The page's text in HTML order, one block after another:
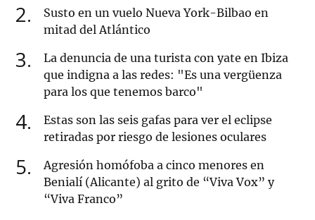
2
Susto en un vuelo Nueva York-Bilbao en
mitad del Atlántico
3
La denuncia de una turista con yate en Ibiza
que indigna a las redes: "Es una vergüenza
para los que tenemos barco"
4
Estas son las seis gafas para ver el eclipse
retiradas por riesgo de lesiones oculares
5
Agresión homófoba a cinco menores en
Benialí (Alicante) al grito de “Viva Vox” y
“Viva Franco”